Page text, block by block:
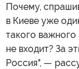
Почему,
в Киеве уже
такого
не входит? За
Россия", —